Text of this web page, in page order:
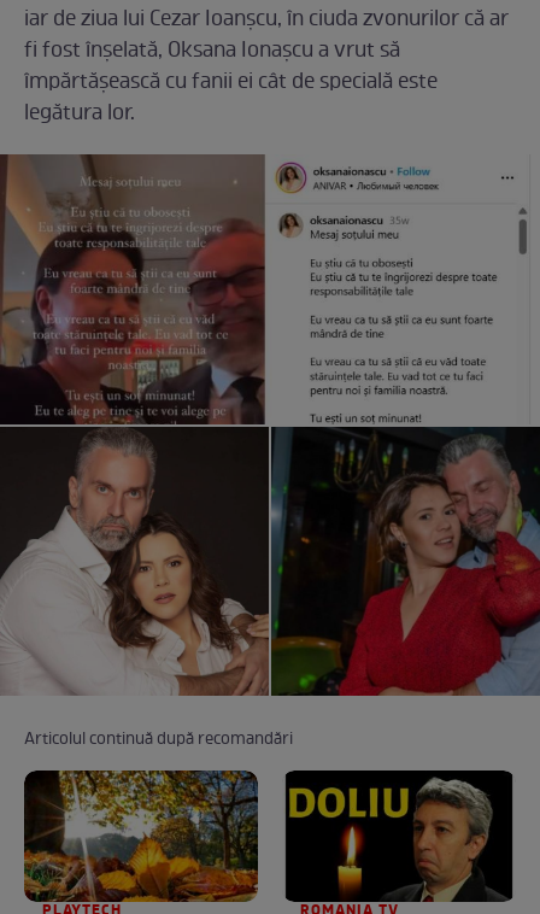
iar de ziua lui Cezar Ioanșcu, în ciuda zvonurilor că ar
fi fost înșelată, Oksana Ionașcu a vrut să
împărtășească cu fanii ei cât de specială este
legătura lor.
Articolul continuă după recomandări